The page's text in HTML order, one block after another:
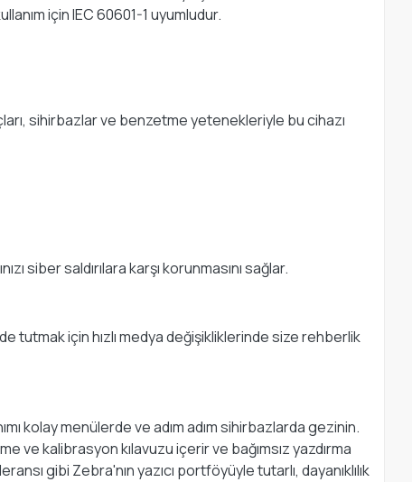
için IEC 60601-1 uyumludur.
sihirbazlar ve benzetme yetenekleriyle bu cihazı
siber saldırılara karşı korunmasını sağlar.
tutmak için hızlı medya değişikliklerinde size rehberlik
kolay menülerde ve adım adım sihirbazlarda gezinin.
ve kalibrasyon kılavuzu içerir ve bağımsız yazdırma
gibi Zebra'nın yazıcı portföyüyle tutarlı, dayanıklılık